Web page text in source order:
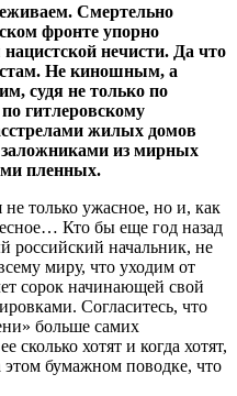
Смертельно
фронте упорно
нечисти. Да что
Не киношным, а
судя не только по
гитлеровскому
жилых домов
заложниками из мирных
пленных.
только ужасное, но и, как
Кто бы еще год назад
российский начальник, не
миру, что уходим от
сорок начинающей свой
Согласитесь, что
больше самих
сколько хотят и когда хотят,
этом бумажном поводке, что